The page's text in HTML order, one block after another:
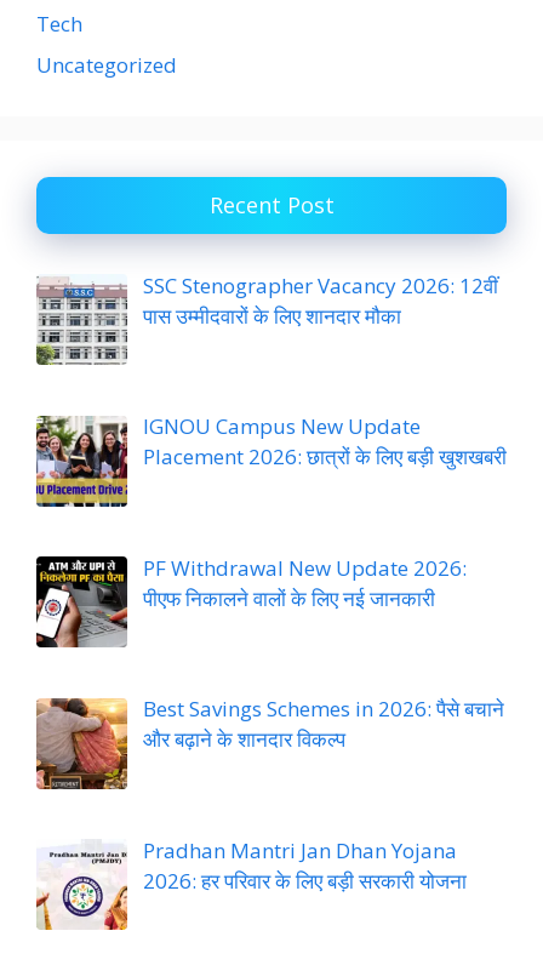
Tech
Uncategorized
Recent Post
SSC Stenographer Vacancy 2026: 12वीं
पास उम्मीदवारों के लिए शानदार मौका
IGNOU Campus New Update
Placement 2026: छात्रों के लिए बड़ी खुशखबरी
PF Withdrawal New Update 2026:
पीएफ निकालने वालों के लिए नई जानकारी
Best Savings Schemes in 2026: पैसे बचाने
और बढ़ाने के शानदार विकल्प
Pradhan Mantri Jan Dhan Yojana
2026: हर परिवार के लिए बड़ी सरकारी योजना